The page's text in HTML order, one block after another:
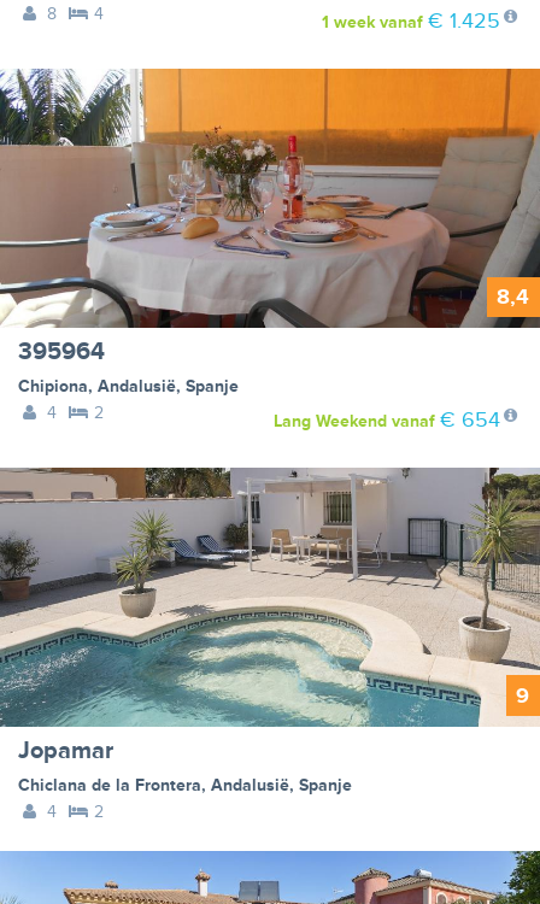
8
4 1 weekvanaf € 1.425
8,4
395964
Chipiona, Andalusië, Spanje
4
2 Lang Weekendvanaf € 654
9
Jopamar
Chiclana de la Frontera, Andalusië, Spanje
4
2